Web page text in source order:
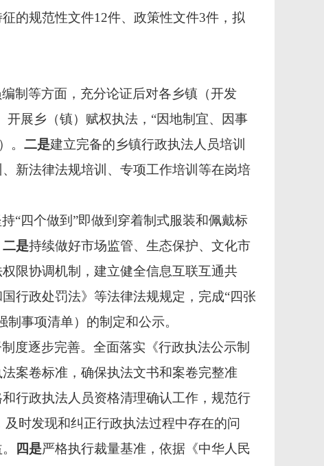
的规范性文件12件、政策性文件3件，拟
制等方面，充分论证后对各乡镇（开发
开展乡（镇）赋权执法，“因地制宜、因事
。 二是建立完备的乡镇行政执法人员培训
新法律法规培训、专项工作培训等在岗培
“四个做到”即做到穿着制式服装和佩戴标
二是持续做好市场监管、生态保护、文化市
限协调机制，建立健全信息互联互通共
行政处罚法》等法律法规规定，完成“四张
事项清单）的制定和公示。
度逐步完善。全面落实《行政执法公示制
案卷标准，确保执法文书和案卷完整准
行政执法人员资格清理确认工作，规范行
时发现和纠正行政执法过程中存在的问
四是严格执行裁量基准，依据《中华人民